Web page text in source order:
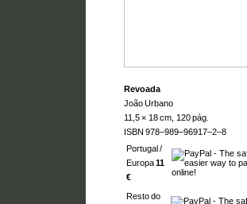
Revoada
João Urbano
11,5 × 18 cm, 120 pág.
ISBN 978–989–96917–2–8
Portugal /
Europa11
€
Resto do